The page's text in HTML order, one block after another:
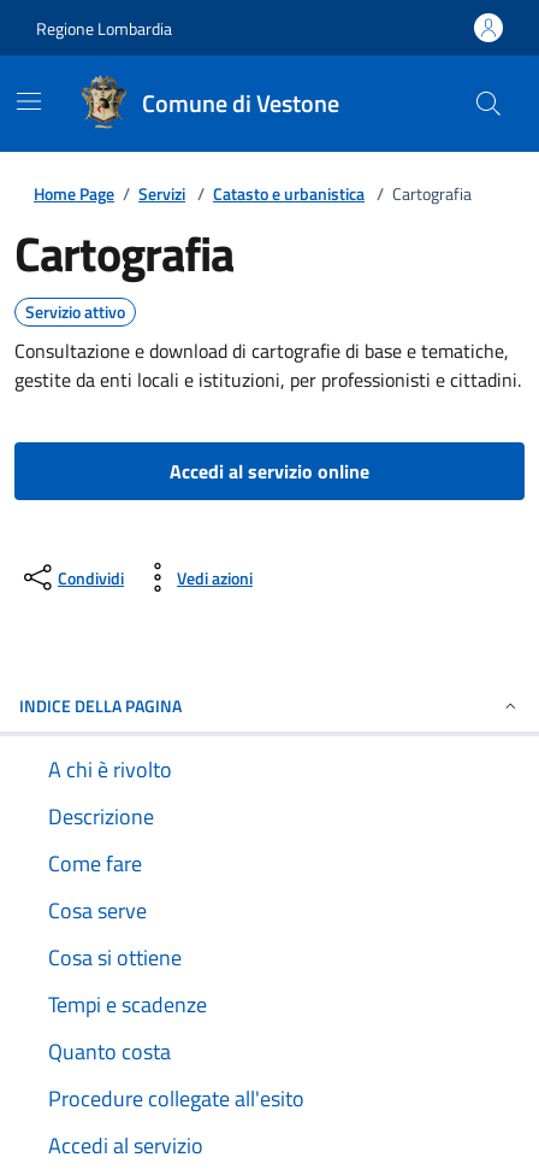
Regione Lombardia
Comune di Vestone
Home Page / Servizi / Catasto e urbanistica / Cartografia
Cartografia
Servizio attivo
Consultazione e download di cartografie di base e tematiche,
gestite da enti locali e istituzioni, per professionisti e cittadini.
Accedi al servizio online
Condividi Vedi azioni
INDICE DELLA PAGINA
A chi è rivolto
Descrizione
Come fare
Cosa serve
Cosa si ottiene
Tempi e scadenze
Quanto costa
Procedure collegate all'esito
Accedi al servizio